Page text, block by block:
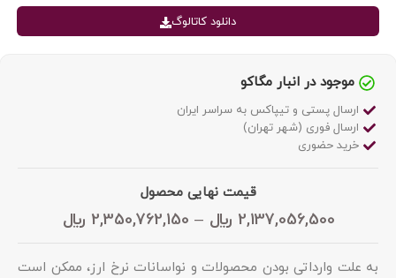
دانلود کاتالوگ
موجود در انبار مگاکو
ارسال پستی و تیپاکس به سراسر ایران
ارسال فوری (شهر تهران)
خرید حضوری
قیمت نهایی محصول
2,137,056,500 ﷼ –
2,350,762,150 ﷼
به علت وارداتی بودن محصولات و نواسانات نرخ ارز، ممکن است